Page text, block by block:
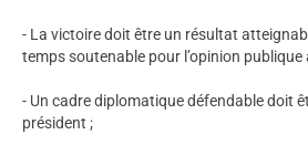
- La victoire doit être un résultat
temps soutenable pour l’opinion publique
- Un cadre diplomatique défendable doit
président ;